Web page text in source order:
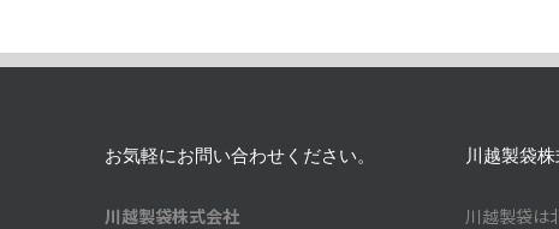
お気軽にお問い合わせください。
川越製袋株式会社
川越製袋
川越製袋は